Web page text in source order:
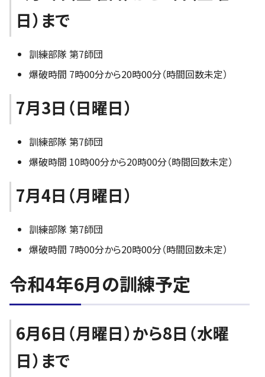
日）まで
訓練部隊 第7師団
爆破時間 7時00分から20時00分（時間回数未定）
7月3日（日曜日）
訓練部隊 第7師団
爆破時間 10時00分から20時00分（時間回数未定）
7月4日（月曜日）
訓練部隊 第7師団
爆破時間 7時00分から20時00分（時間回数未定）
令和4年6月の訓練予定
6月6日（月曜日）から8日（水曜
日）まで